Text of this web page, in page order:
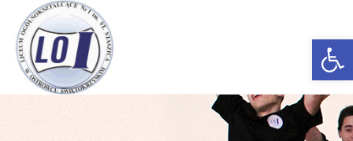
Open toolbar